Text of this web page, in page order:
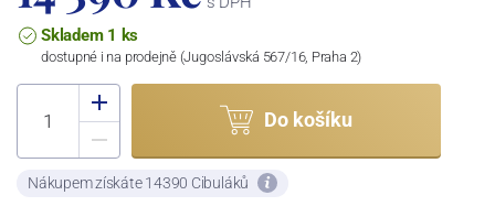
Skladem 1 ks
dostupné i na prodejně (Jugoslávská 567/16, Praha 2)
Do košíku
Nákupem získáte 14390 Cibuláků